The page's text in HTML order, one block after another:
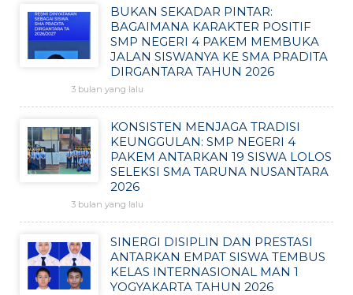
BUKAN SEKADAR PINTAR:
BAGAIMANA KARAKTER POSITIF
SMP NEGERI 4 PAKEM MEMBUKA
JALAN SISWANYA KE SMA PRADITA
DIRGANTARA TAHUN 2026
3 bulan yang lalu
KONSISTEN MENJAGA TRADISI
KEUNGGULAN: SMP NEGERI 4
PAKEM ANTARKAN 19 SISWA LOLOS
SELEKSI SMA TARUNA NUSANTARA
2026
3 bulan yang lalu
SINERGI DISIPLIN DAN PRESTASI
ANTARKAN EMPAT SISWA TEMBUS
KELAS INTERNASIONAL MAN 1
YOGYAKARTA TAHUN 2026